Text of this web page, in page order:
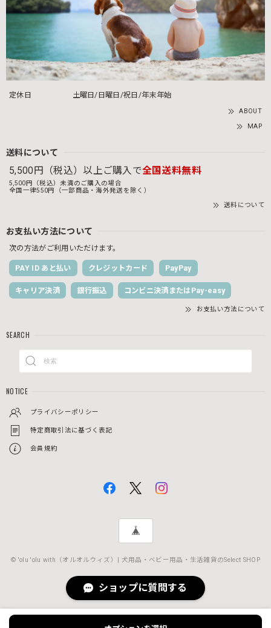
定休日 土曜日/日曜日/祝日/年末年始
ABOUT
MAP
送料について
5,500円（税込）以上ご購入で全国送料無料
5,500円（税込）未満のご購入の場合
全国一律550円（一部商品・海外発送を除く）
送料について
お支払い方法について
次の方法がご利用いただけます。
PAY ID あと払い クレジットカード PayPay
キャリア決済 銀行振込 コンビニ決済またはPay-easy
お支払い方法について
SEARCH
NOTICE
プライバシーポリシー
特定商取引法に基づく表記
会員規約
© 'olu 'olu with（オルオルウィズ）| 犬用品・ベビー用品・生活雑貨のSelect SHOP
ショップに質問する